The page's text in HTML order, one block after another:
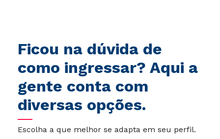
Ficou na dúvida de
como ingressar? Aqui a
gente conta com
diversas opções.
Escolha a que melhor se adapta em seu perfil.
Hei, você ainda tem dúvidas?
Precisa de mais informações sobre o curso,